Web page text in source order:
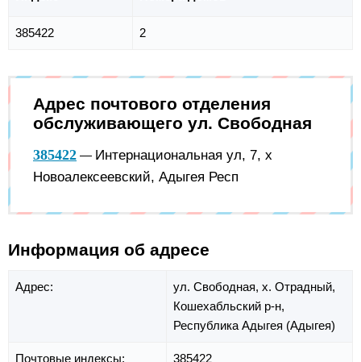
385422 2
Адрес почтового отделения
обслуживающего ул. Свободная
385422 — Интернациональная ул, 7, х
Новоалексеевский, Адыгея Респ
Информация об адресе
Адрес: ул. Свободная, х. Отрадный,
Кошехабльский р-н,
Республика Адыгея (Адыгея)
Почтовые индексы: 385422